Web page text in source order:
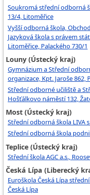
Soukromá střední odborná
13/4, Litoměřice
Vyšší odborná škola,
Jazyková škola s právem
Litoměřice, Palackého 730/1
Louny (Ústecký kraj)
Gymnázium a Střední
organizace, Kpt. Jaroše 862,
Střední odborné učiliště a
Hošťálkovo náměstí 132,
Most (Ústecký kraj)
Střední odborná škola LIVA
Střední odborná škola
Teplice (Ústecký kraj)
Střední škola AGC a.s.,
Česká Lípa (Liberecký
Euroškola Česká Lípa
Česká Lípa